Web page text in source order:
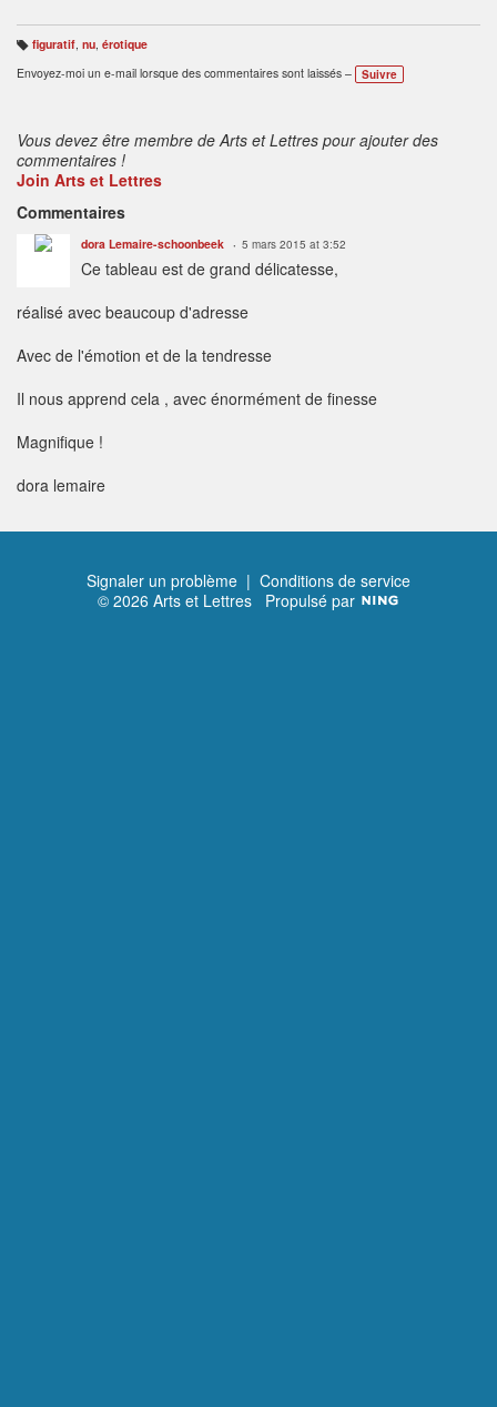
B
ali
s
figuratif, nu, érotique
Envoyez-moi un e-mail lorsque des commentaires sont laissés –
Suivre
Vous devez être membre de Arts et Lettres pour ajouter des
commentaires !
Join Arts et Lettres
Commentaires
dora Lemaire-schoonbeek 5 mars 2015 at 3:52
Ce tableau est de grand délicatesse,
réalisé avec beaucoup d'adresse
Avec de l'émotion et de la tendresse
Il nous apprend cela , avec énormément de finesse
Magnifique !
dora lemaire
Signaler un problème | Conditions de service
© 2026 Arts et Lettres Propulsé par